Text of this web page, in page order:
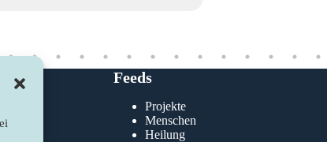
Feeds
Projekte
Menschen
Heilung